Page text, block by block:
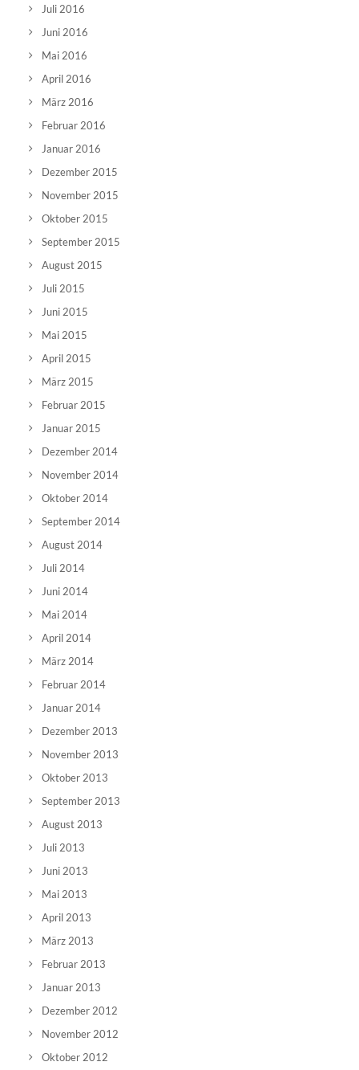
Juli 2016
Juni 2016
Mai 2016
April 2016
März 2016
Februar 2016
Januar 2016
Dezember 2015
November 2015
Oktober 2015
September 2015
August 2015
Juli 2015
Juni 2015
Mai 2015
April 2015
März 2015
Februar 2015
Januar 2015
Dezember 2014
November 2014
Oktober 2014
September 2014
August 2014
Juli 2014
Juni 2014
Mai 2014
April 2014
März 2014
Februar 2014
Januar 2014
Dezember 2013
November 2013
Oktober 2013
September 2013
August 2013
Juli 2013
Juni 2013
Mai 2013
April 2013
März 2013
Februar 2013
Januar 2013
Dezember 2012
November 2012
Oktober 2012